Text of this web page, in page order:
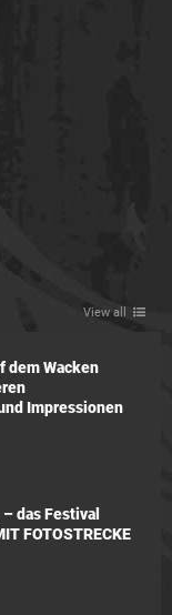
View all
dem Wacken
Impressionen
das Festival
FOTOSTRECKE